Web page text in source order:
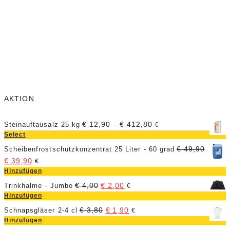
AKTION
Steinauftausalz 25 kg € 12,90 –€ 412,80 €
Select
Scheibenfrostschutzkonzentrat 25 Liter - 60 grad €49,90
€ 39,90 €
Hinzufügen
Trinkhalme - Jumbo €4,00 € 2,00 €
Hinzufügen
Schnapsgläser 2-4 cl €3,80 € 1,90 €
Hinzufügen